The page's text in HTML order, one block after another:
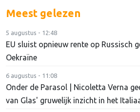
Meest gelezen
5 augustus - 12:48
EU sluist opnieuw rente op Russisch
Oekraïne
6 augustus - 11:08
Onder de Parasol | Nicoletta Verna
van Glas' gruwelijk inzicht in het